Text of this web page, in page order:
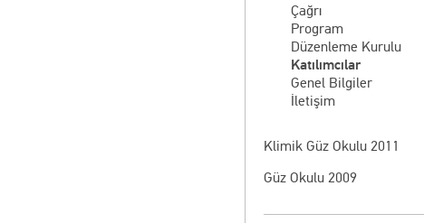
Çağrı
Program
Düzenleme Kurulu
Katılımcılar
Genel Bilgiler
İletişim
Klimik Güz Okulu 2011
Güz Okulu 2009